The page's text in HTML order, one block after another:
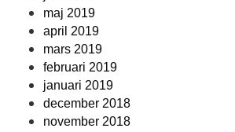
maj 2019
april 2019
mars 2019
februari 2019
januari 2019
december 2018
november 2018